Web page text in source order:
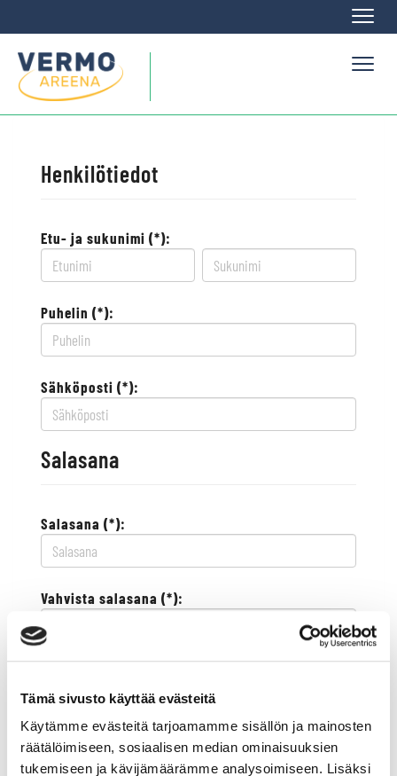
Tämä sivusto käyttää evästeitä
Käytämme evästeitä tarjoamamme sisällön ja mainosten
räätälöimiseen, sosiaalisen median ominaisuuksien
tukemiseen ja kävijämäärämme analysoimiseen. Lisäksi
Henkilötiedot
Etu- ja sukunimi (*):
Puhelin (*):
Sähköposti (*):
Salasana
Salasana (*):
Vahvista salasana (*):
Yhteystiedot
Katuosoite (*):